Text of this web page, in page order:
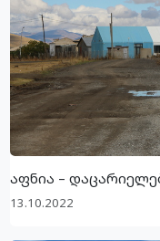
აფნია –
13.10.2022